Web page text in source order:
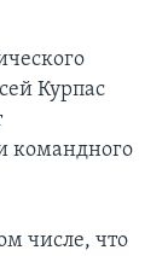
Курпас
командного
числе, что